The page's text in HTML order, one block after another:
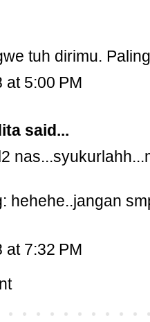
tuh dirimu.
at 5:00 PM
said...
hehehe..jangan
at 7:32 PM